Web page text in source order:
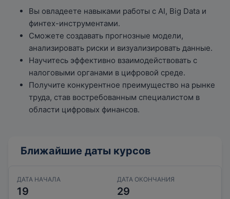
Вы овладеете навыками работы с AI, Big Data и
финтех-инструментами.
Сможете создавать прогнозные модели,
анализировать риски и визуализировать данные.
Научитесь эффективно взаимодействовать с
налоговыми органами в цифровой среде.
Получите конкурентное преимущество на рынке
труда, став востребованным специалистом в
области цифровых финансов.
Ближайшие даты курсов
ДАТА НАЧАЛА
19
ДАТА ОКОНЧАНИЯ
29